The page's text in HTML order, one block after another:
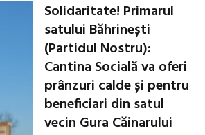
Solidaritate! Primarul
satului Băhrinești
(Partidul Nostru):
Cantina Socială va oferi
prânzuri calde și pentru
beneficiari din satul
vecin Gura Căinarului